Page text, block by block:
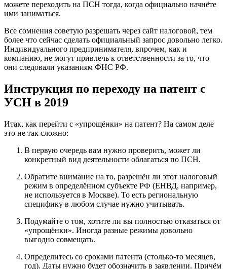
можете переходить на ПСН тогда, когда официально начнёте
ими заниматься.
Все сомнения советую разрешать через сайт налоговой, тем
более что сейчас сделать официальный запрос довольно легко.
Индивидуального предпринимателя, впрочем, как и
компанию, не могут привлечь к ответственности за то, что
они следовали указаниям ФНС РФ.
Инструкция по переходу на патент с
УСН в 2019
Итак, как перейти с «упрощёнки» на патент? На самом деле
это не так сложно:
В первую очередь вам нужно проверить, может ли
конкретный вид деятельности облагаться по ПСН.
Обратите внимание на то, разрешён ли этот налоговый
режим в определённом субъекте РФ (ЕНВД, например,
не используется в Москве). То есть региональную
специфику в любом случае нужно учитывать.
Подумайте о том, хотите ли вы полностью отказаться от
«упрощёнки». Иногда разные режимы довольно
выгодно совмещать.
Определитесь со сроками патента (столько-то месяцев,
год). Даты нужно будет обозначить в заявлении. Причём